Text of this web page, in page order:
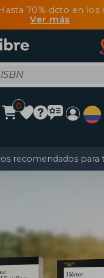
70% dcto en los
Ver más
0
recomendados para